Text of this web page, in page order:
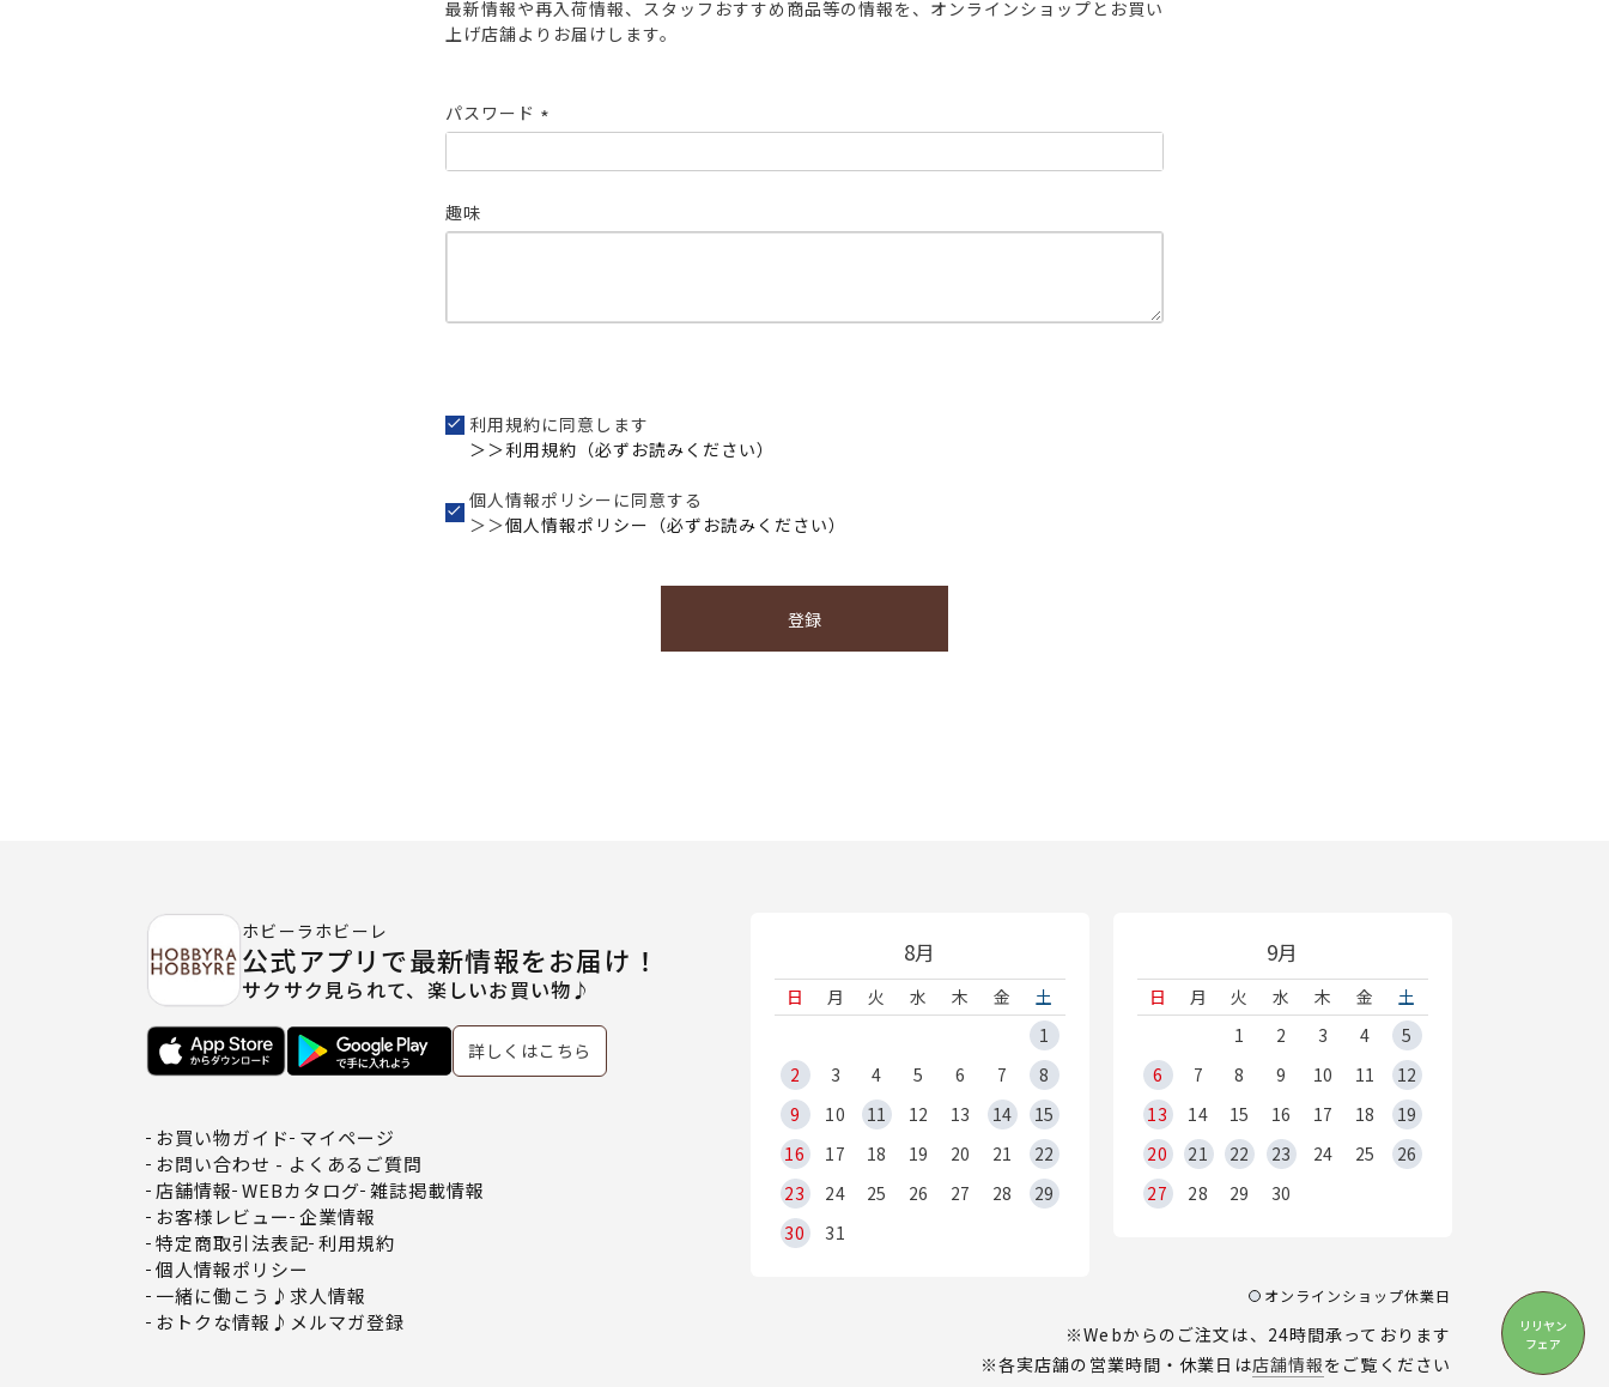
リリヤン
フェア
最新情報や再入荷情報、スタッフおすすめ商品等の情報を、オンラインショップとお買い
上げ店舗よりお届けします。
パスワード
須)
趣味
利用規約に同意します
＞＞利用規約（必ずお読みください）
個人情報ポリシーに同意する
＞＞個人情報ポリシー（必ずお読みください）
登録
8月
日 月 火 水 木 金
土
1
2
3 4 5 6 7
8
9
10 11 12 13 14
15
16
17 18 19 20 21
22
23
24 25 26 27 28
29
30
31
9月
日 月 火 水 木 金
土
1
2 3 4
5
6
7 8 9 10 11
12
13
14 15 16 17 18
19
20
21 22 23 24 25
26
27
28 29 30
オンラインショップ休業日
※Webからのご注文は、24時間承っております
※各実店舗の営業時間・休業日は店舗情報をご覧ください
ホビーラホビーレ
公式アプリで最新情報をお届け！
サクサク見られて、楽しいお買い物♪
詳しくはこちら
お買い物ガイド マイページ
お問い合わせ - よくあるご質問
店舗情報 WEBカタログ 雑誌掲載情報
お客様レビュー 企業情報
特定商取引法表記 利用規約
個人情報ポリシー
一緒に働こう♪求人情報
おトクな情報♪メルマガ登録